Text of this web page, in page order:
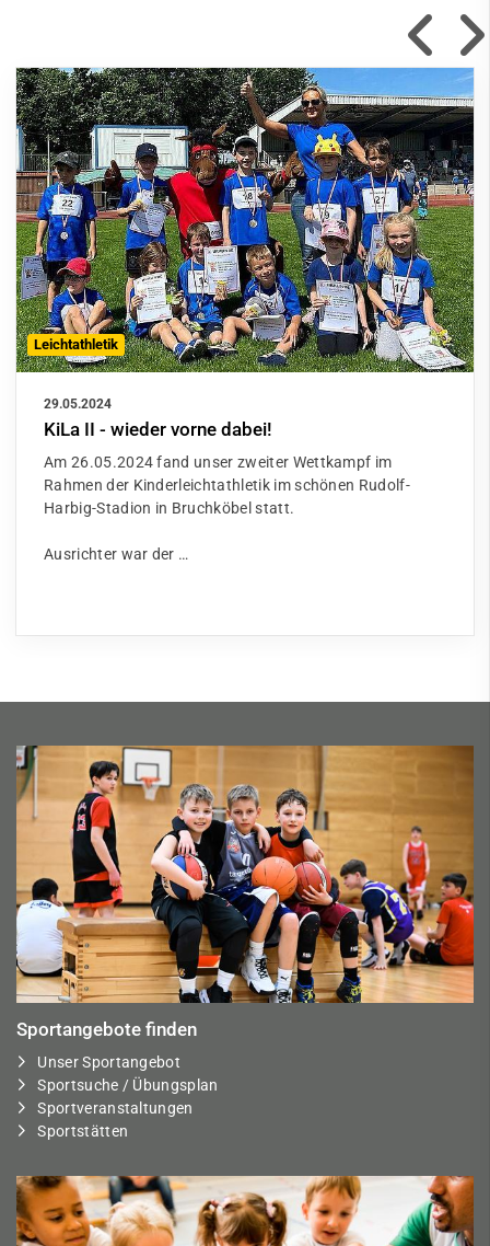
Leichtathletik
29.05.2024
KiLa II - wieder vorne dabei!
Am 26.05.2024 fand unser zweiter Wettkampf im
Rahmen der Kinderleichtathletik im schönen Rudolf-
Harbig-Stadion in Bruchköbel statt.
Ausrichter war der …
Sportangebote finden
Unser Sportangebot
Sportsuche / Übungsplan
Sportveranstaltungen
Sportstätten